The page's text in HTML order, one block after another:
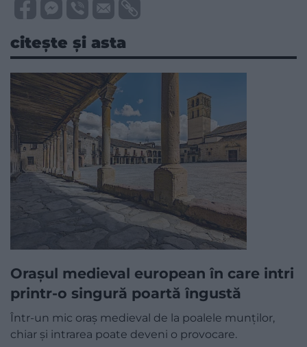
citește și asta
Orașul medieval european în care intri
printr-o singură poartă îngustă
Într-un mic oraș medieval de la poalele munților,
chiar și intrarea poate deveni o provocare.